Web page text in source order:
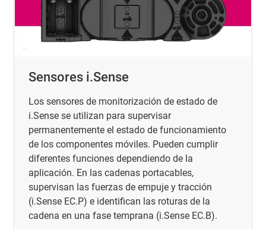
Sensores i.Sense
Los sensores de monitorización de estado de
i.Sense se utilizan para supervisar
permanentemente el estado de funcionamiento
de los componentes móviles. Pueden cumplir
diferentes funciones dependiendo de la
aplicación. En las cadenas portacables,
supervisan las fuerzas de empuje y tracción
(i.Sense EC.P) e identifican las roturas de la
cadena en una fase temprana (i.Sense EC.B).